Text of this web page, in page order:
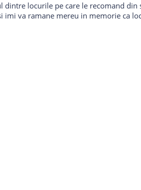
dintre locurile pe care le recomand
imi va ramane mereu in memorie ca